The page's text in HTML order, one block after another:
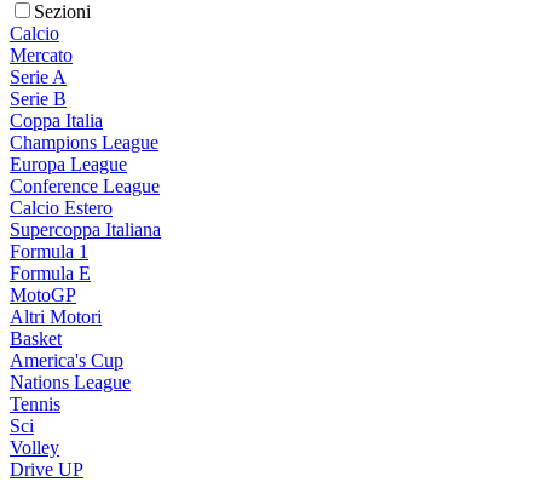
Sezioni
Calcio
Mercato
Serie A
Serie B
Coppa Italia
Champions League
Europa League
Conference League
Calcio Estero
Supercoppa Italiana
Formula 1
Formula E
MotoGP
Altri Motori
Basket
America's Cup
Nations League
Tennis
Sci
Volley
Drive UP